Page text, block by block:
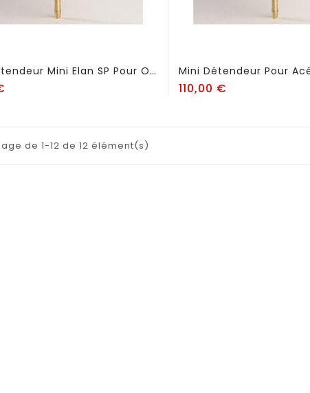
Mini Détendeur Mini Elan SP Pour Oxygène - FSE51
110,00 €
de 1-12 de 12 élément(s)